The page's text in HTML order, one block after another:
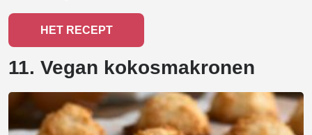
HET RECEPT
11. Vegan kokosmakronen